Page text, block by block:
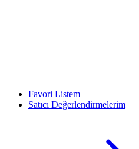
Favori Listem
Satıcı Değerlendirmelerim